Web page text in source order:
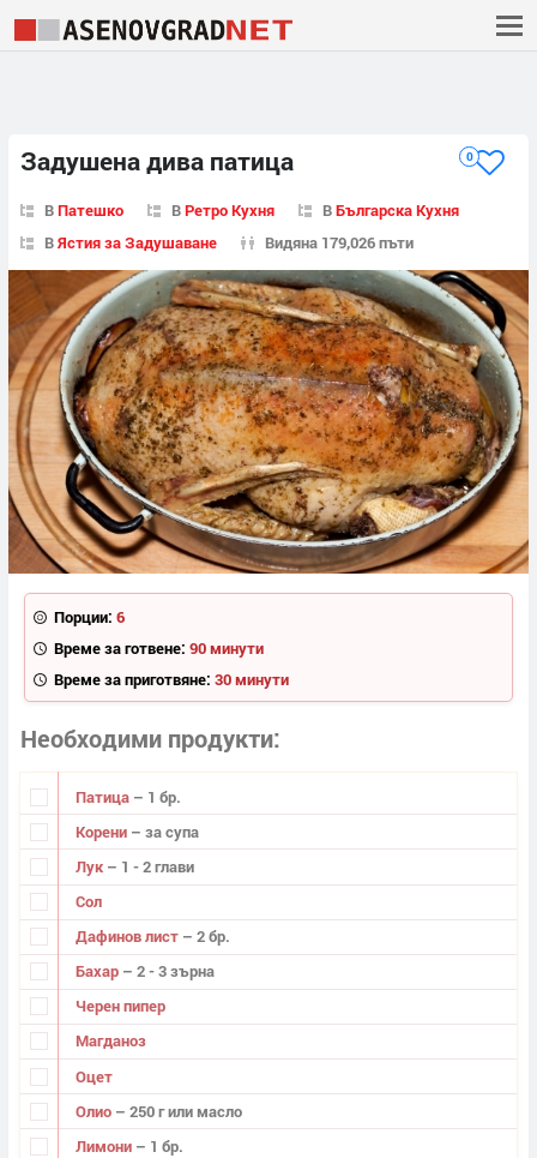
Задушена дива патица 0
ВПатешко ВРетро Кухня ВБългарска Кухня
ВЯстия за Задушаване Видяна 179,026 пъти
Порции: 6
Време за готвене: 90 минути
Време за приготвяне: 30 минути
Необходими продукти
Патица – 1 бр.
Корени – за супа
Лук – 1 - 2 глави
Сол
Дафинов лист – 2 бр.
Бахар – 2 - 3 зърна
Черен пипер
Магданоз
Оцет
Олио – 250 г или масло
Лимони – 1 бр.